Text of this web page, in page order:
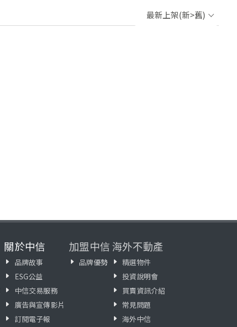
最新上架(新>舊)
關於中信
品牌故事
ESG公益
中信交易服務
廣告與宣傳影片
訂閱電子報
加盟中信
品牌優勢
海外不動產
精選物件
投資說明會
買賣資訊介紹
常見問題
海外中信